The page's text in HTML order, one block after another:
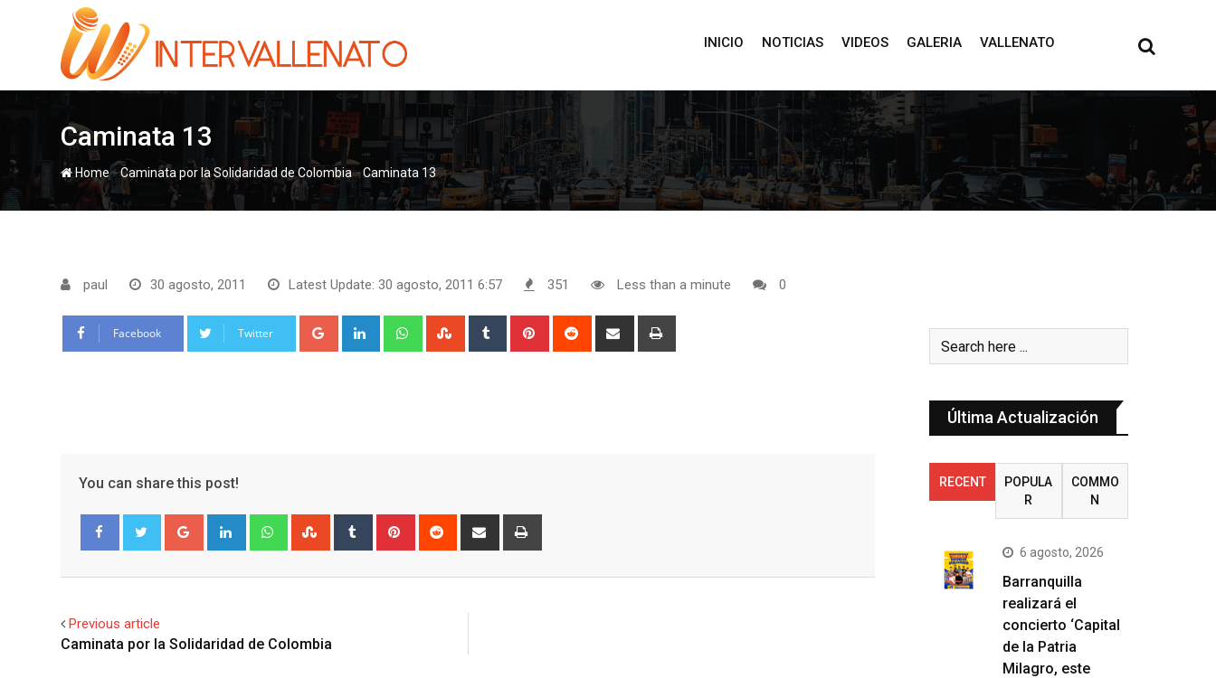
INICIO NOTICIAS VIDEOS GALERIA VALLENATO
Caminata 13
Home- -Caminata 13
paul 30 agosto, 2011 Latest Update: 30 agosto, 2011 6:57 351 Less than a minute 0
Facebook Twitter Google+ LinkedIn WhatsappStumbleUpon
Tumblr Pinterest Reddit
Share
You can share this post!
Google+ LinkedIn WhatsappStumbleUpon
Tumblr Pinterest Reddit
Share
Previous article
Última Actualización
RECENT
POPULA
R
COMMO
N
6 agosto, 2026
Barranquilla
realizará el
concierto ‘Capital
de la Patria
Milagro, este